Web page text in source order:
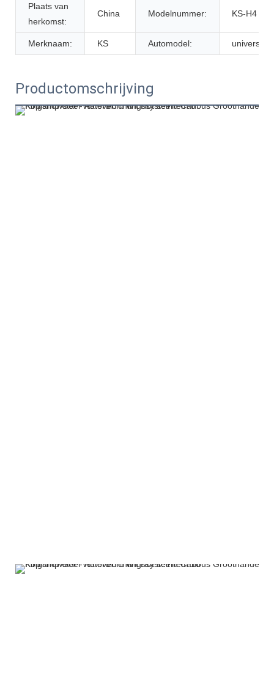
Plaats van
herkomst:
China Modelnummer: KS-H4
Merknaam: KS Automodel: universeel
Productomschrijving